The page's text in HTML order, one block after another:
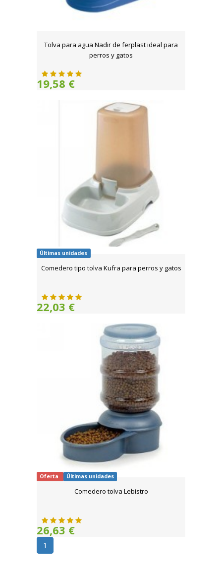
Tolva para agua Nadir de ferplast ideal para
perros y gatos
19,58 €
Últimas unidades
Comedero tipo tolva Kufra para perros y gatos
22,03 €
Oferta Últimas unidades
Comedero tolva Lebistro
26,63 €
1